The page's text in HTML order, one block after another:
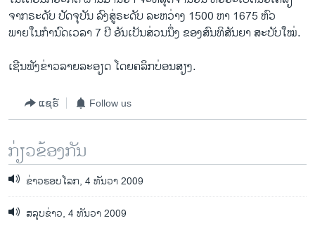
ຈາກຣະດັບ ປັດຈຸບັນ ລົງສູ່ຣະດັບ ລະຫວ່າງ 1500 ຫາ 1675 ຫົວ
ພາຍໃນກຳນົດເວລາ 7 ປີ ອັນເປັນສ່ວນນຶ່ງ ຂອງສົນທິສັນຍາ ສະບັບໃໝ່.
ເຊີນຟັງຂ່າວລາຍລະອຽດ ໂດຍຄລິກບ່ອນສຽງ.
ແຊຣ໌ Follow us
ກ່ຽວຂ້ອງກັນ
ຂ່າວຮອບໂລກ, 4 ທັນວາ 2009
ສລຸບຂ່າວ, 4 ທັນວາ 2009